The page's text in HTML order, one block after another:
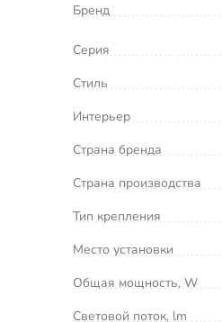
Бренд
Серия
Стиль
Интерьер
Страна бренда
Страна производства
Тип крепления
Место установки
Общая мощность, W
Световой поток, lm